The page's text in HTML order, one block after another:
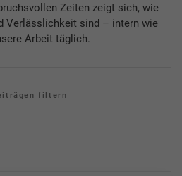
Zeiten zeigt sich, wie
Verlässlichkeit sind – intern wie
Arbeit täglich.
filtern